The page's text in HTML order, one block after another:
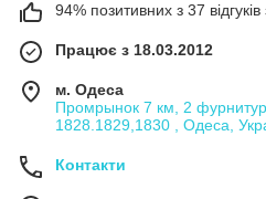
94% позитивних з 37 відгуків
Працює з 18.03.2012
м. Одеса
Промрынок 7 км, 2
1828.1829,1830 , Одеса,
Контакти